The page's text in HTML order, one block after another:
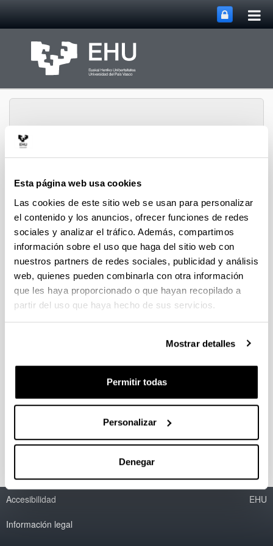
Esta página web usa cookies
Las cookies de este sitio web se usan para personalizar
el contenido y los anuncios, ofrecer funciones de redes
sociales y analizar el tráfico. Además, compartimos
información sobre el uso que haga del sitio web con
nuestros partners de redes sociales, publicidad y análisis
web, quienes pueden combinarla con otra información
que les haya proporcionado o que hayan recopilado a
partir del uso que haya hecho de sus servicios.
Mostrar detalles
Permitir todas
Personalizar
Denegar
Departamento de
Lingüística y Estudios
Vascos
MenúAbrir/cerrar
Cargos
Cargos
Director:
Adam Zawiszewski
Julen Manterola Agirre
julen.manterola@ehu.eus
Secretaria administrativa:
Izaskun Sagasti Saez
izaskun.sagasti@ehu.eus
Accesibilidad
Información legal
EHU